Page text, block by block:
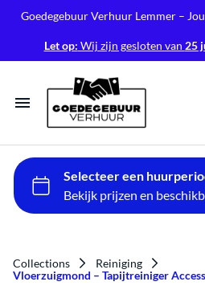
Goedegebuur Verhuur Lemmer –
Let op: Wij zijn gesloten van 25
Home
Tenten
Verlichting
Collections
Reiniging
Vloerzuigmond – Tapijtreiniger